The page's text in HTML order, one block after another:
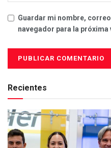
Guardar mi nombre,
navegador para la
Recientes